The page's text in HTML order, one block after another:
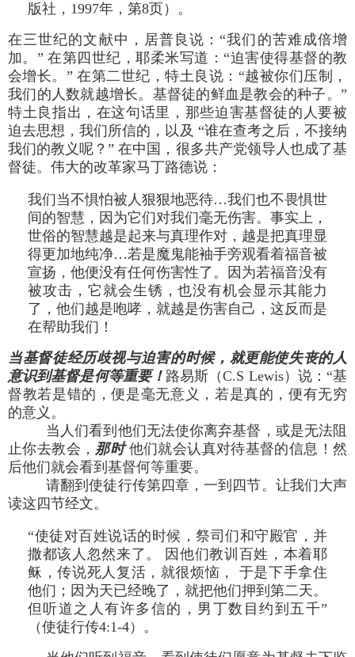
版社，1997年，第8页）。
在三世纪的文献中，居普良说：“我们的苦难成倍增
加。” 在第四世纪，耶柔米写道：“迫害使得基督的教
会增长。” 在第二世纪，特土良说：“越被你们压制，
我们的人数就越增长。基督徒的鲜血是教会的种子。”
特土良指出，在这句话里，那些迫害基督徒的人要被
迫去思想，我们所信的，以及 “谁在查考之后，不接纳
我们的教义呢？” 在中国，很多共产党领导人也成了基
督徒。伟大的改革家马丁路德说：
我们当不惧怕被人狠狠地恶待…我们也不畏惧世
间的智慧，因为它们对我们毫无伤害。事实上，
世俗的智慧越是起来与真理作对，越是把真理显
得更加地纯净…若是魔鬼能袖手旁观看着福音被
宣扬，他便没有任何伤害性了。因为若福音没有
被攻击，它就会生锈，也没有机会显示其能力
了，他们越是咆哮，就越是伤害自己，这反而是
在帮助我们！
当基督徒经历歧视与迫害的时候，就更能使失丧的人
意识到基督是何等重要！ 路易斯（C.S Lewis）说：“基
督教若是错的，便是毫无意义，若是真的，便有无穷
的意义。
当人们看到他们无法使你离弃基督，或是无法阻
止你去教会， 那时他们就会认真对待基督的信息！然
后他们就会看到基督何等重要。
请翻到使徒行传第四章，一到四节。让我们大声
读这四节经文。
“使徒对百姓说话的时候，祭司们和守殿官，并
撒都该人忽然来了。 因他们教训百姓，本着耶
稣，传说死人复活，就很烦恼， 于是下手拿住
他们；因为天已经晚了，就把他们押到第二天。
但听道之人有许多信的，男丁数目约到五千”
（使徒行传4:1-4）。